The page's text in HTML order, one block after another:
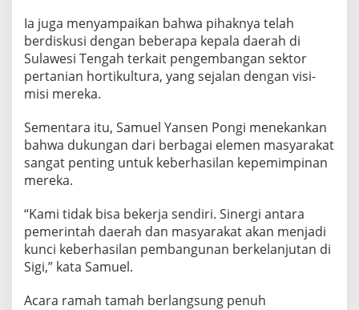
Ia juga menyampaikan bahwa pihaknya telah
berdiskusi dengan beberapa kepala daerah di
Sulawesi Tengah terkait pengembangan sektor
pertanian hortikultura, yang sejalan dengan visi-
misi mereka.
Sementara itu, Samuel Yansen Pongi menekankan
bahwa dukungan dari berbagai elemen masyarakat
sangat penting untuk keberhasilan kepemimpinan
mereka.
“Kami tidak bisa bekerja sendiri. Sinergi antara
pemerintah daerah dan masyarakat akan menjadi
kunci keberhasilan pembangunan berkelanjutan di
Sigi,” kata Samuel.
Acara ramah tamah berlangsung penuh